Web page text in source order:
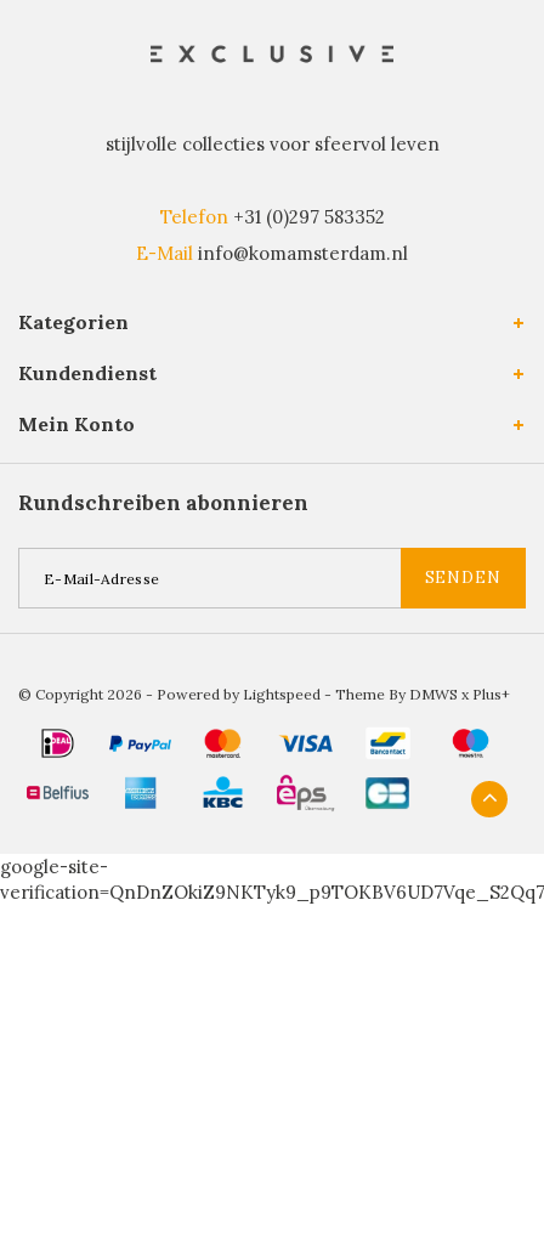
stijlvolle collecties voor sfeervol leven
Telefon +31 (0)297 583352
E-Mail info@komamsterdam.nl
Kategorien
Kundendienst
Mein Konto
Rundschreiben abonnieren
SENDEN
© Copyright 2026 - Powered by Lightspeed - Theme By DMWS x Plus+
google-site-